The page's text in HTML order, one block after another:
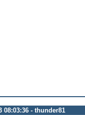
08:03:36 - thunder81